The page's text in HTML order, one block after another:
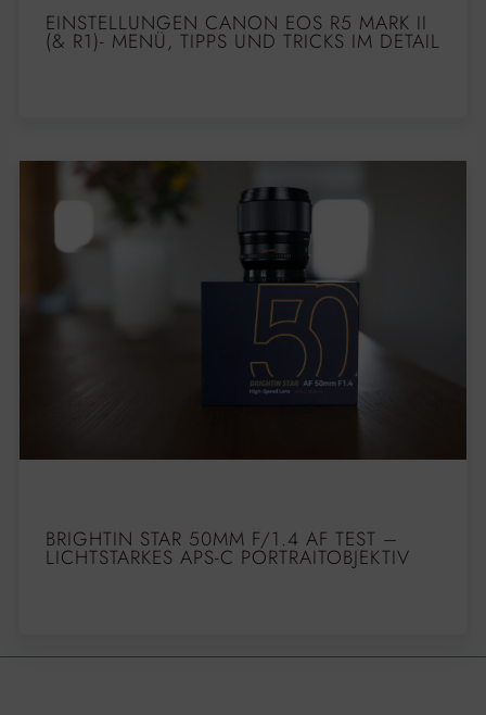
EINSTELLUNGEN CANON EOS R5 MARK II
(& R1)- MENÜ, TIPPS UND TRICKS IM DETAIL
BRIGHTIN STAR 50MM F/1.4 AF TEST –
LICHTSTARKES APS-C PORTRAITOBJEKTIV